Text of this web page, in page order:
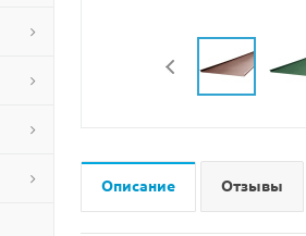
Описание Отзывы